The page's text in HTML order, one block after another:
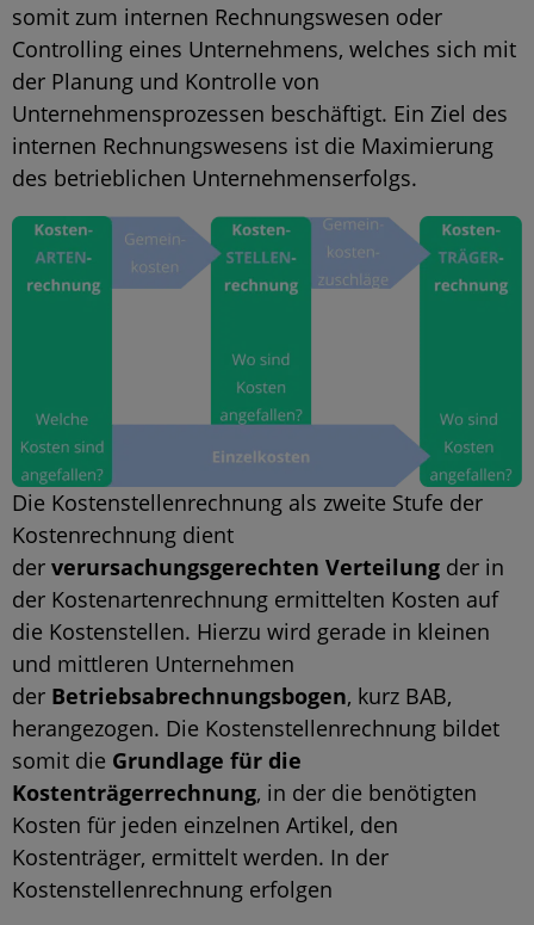
somit zum internen Rechnungswesen oder
Controlling eines Unternehmens, welches sich mit
der Planung und Kontrolle von
Unternehmensprozessen beschäftigt. Ein Ziel des
internen Rechnungswesens ist die Maximierung
des betrieblichen Unternehmenserfolgs.
Die Kostenstellenrechnung als zweite Stufe der
Kostenrechnung dient
der verursachungsgerechten Verteilung der in
der Kostenartenrechnung ermittelten Kosten auf
die Kostenstellen. Hierzu wird gerade in kleinen
und mittleren Unternehmen
der Betriebsabrechnungsbogen, kurz BAB,
herangezogen. Die Kostenstellenrechnung bildet
somit die Grundlage für die
Kostenträgerrechnung, in der die benötigten
Kosten für jeden einzelnen Artikel, den
Kostenträger, ermittelt werden. In der
Kostenstellenrechnung erfolgen